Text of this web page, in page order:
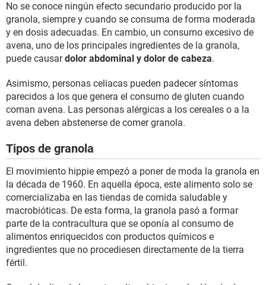
No se conoce ningún efecto secundario producido por la
granola, siempre y cuando se consuma de forma moderada
y en dosis adecuadas. En cambio, un consumo excesivo de
avena, uno de los principales ingredientes de la granola,
puede causardolor abdominal y dolor de cabeza.
Asimismo, personas celiacas pueden padecer síntomas
parecidos a los que genera el consumo de gluten cuando
coman avena. Las personas alérgicas a los cereales o a la
avena deben abstenerse de comer granola.
Tipos de granola
El movimiento hippie empezó a poner de moda la granola en
la década de 1960. En aquella época, este alimento solo se
comercializaba en las tiendas de comida saludable y
macrobióticas. De esta forma, la granola pasó a formar
parte de la contracultura que se oponía al consumo de
alimentos enriquecidos con productos químicos e
ingredientes que no procediesen directamente de la tierra
fértil.